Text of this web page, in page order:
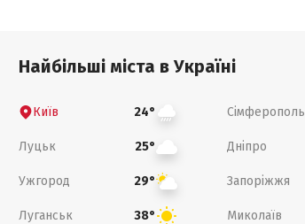
Найбільші міста в Україні
Київ 24° Сімферополь
Луцьк 25° Дніпро
Ужгород 29° Запоріжжя
Луганськ 38° Миколаїв